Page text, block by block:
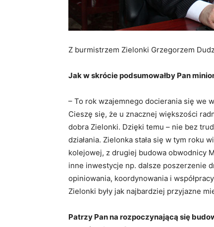
Z burmistrzem Zielonki Grzegorzem
Jak w skrócie podsumowałby Pan
– To rok wzajemnego docierania się we
Cieszę się, że u znacznej większości
dobra Zielonki. Dzięki temu – nie bez
działania. Zielonka stała się w tym roku
kolejowej, z drugiej budowa obwodnicy
inne inwestycje np. dalsze poszerzenie
opiniowania, koordynowania i
Zielonki były jak najbardziej przyjazne
Patrzy Pan na rozpoczynającą się